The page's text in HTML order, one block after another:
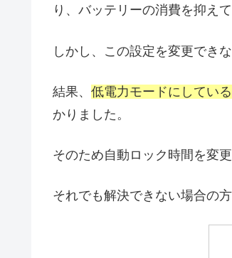
り、バッテリーの消費を抑えて
しかし、この設定を変更でき
結果、 低電力モードにしてい
かりました。
そのため自動ロック時間を変
それでも解決できない場合の